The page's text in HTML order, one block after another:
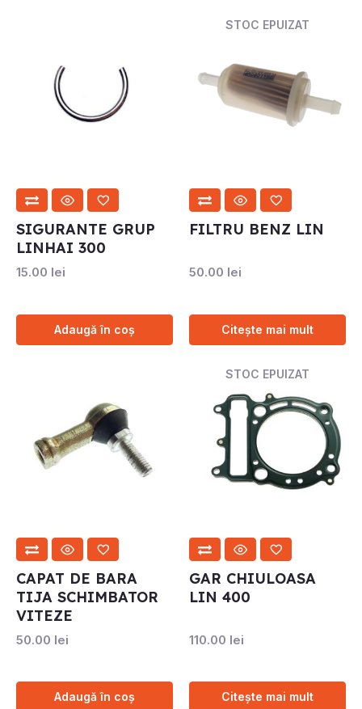
SIGURANTE GRUP
LINHAI 300
15.00 lei
Adaugă în coș
STOC EPUIZAT
FILTRU BENZ LIN
50.00 lei
Citește mai mult
CAPAT DE BARA
TIJA SCHIMBATOR
VITEZE
50.00 lei
Adaugă în coș
STOC EPUIZAT
GAR CHIULOASA
LIN 400
110.00 lei
Citește mai mult